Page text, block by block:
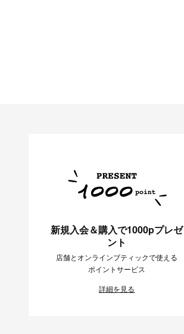
新規入会＆購入で1000pプレゼ
ント
店舗とオンラインブティックで使える
ポイントサービス
詳細を見る